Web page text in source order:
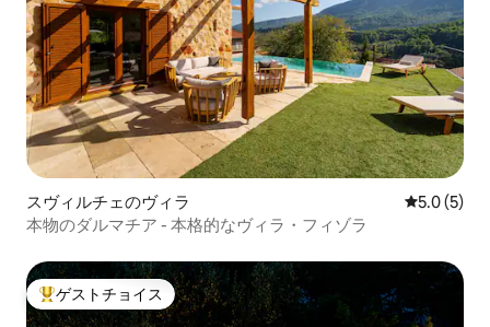
スヴィルチェのヴィラ レビュー5
5.0 (5)
本物のダルマチア - 本格的なヴィラ・フィゾラ
大好評のゲストチョイスです。
ゲストチョイス